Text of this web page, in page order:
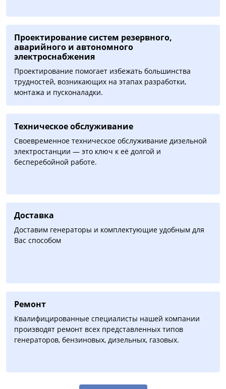
Проектирование систем резервного,
аварийного и автономного
электроснабжения
Проектирование помогает избежать большинства
трудностей, возникающих на этапах разработки,
монтажа и пусконаладки.
Техническое обслуживание
Своевременное техническое обслуживание дизельной
электростанции — это ключ к её долгой и
бесперебойной работе.
Доставка
Доставим генераторы и комплектующие удобным для
Вас способом
Ремонт
Квалифицированные специалисты нашей компании
производят ремонт всех представленных типов
генераторов, бензиновых, дизельных, газовых.